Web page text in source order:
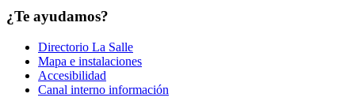
¿Te ayudamos?
Directorio La Salle
Mapa e instalaciones
Accesibilidad
Canal interno información